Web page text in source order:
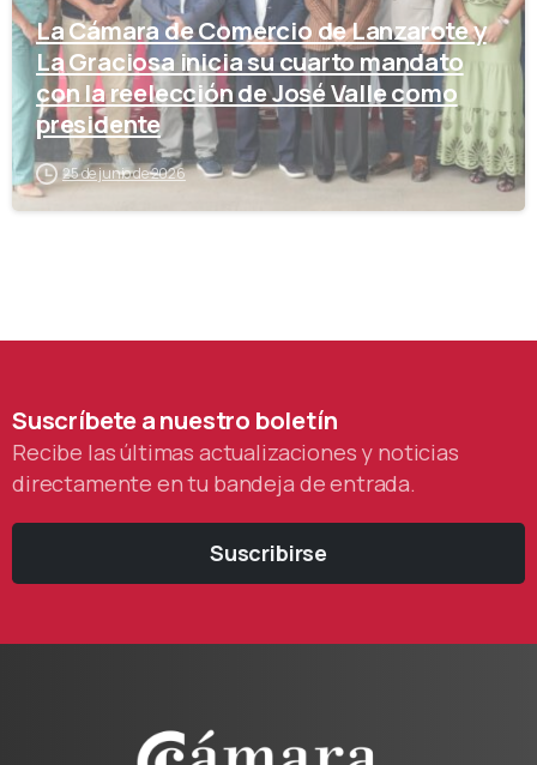
La Cámara de Comercio de Lanzarote y
La Graciosa inicia su cuarto mandato
con la reelección de José Valle como
presidente
25 de junio de 2026
Suscríbeteanuestro boletín
Recibe las últimas actualizaciones y noticias
directamente en tu bandeja de entrada.
Suscribirse